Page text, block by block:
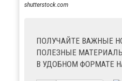
shutterstock.com
ПОЛУЧАЙТЕ ВАЖНЫЕ
ПОЛЕЗНЫЕ
В УДОБНОМ ФОРМАТЕ